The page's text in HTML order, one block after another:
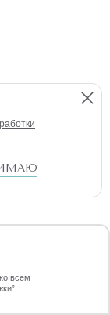
СКИДКУ
₽
всем